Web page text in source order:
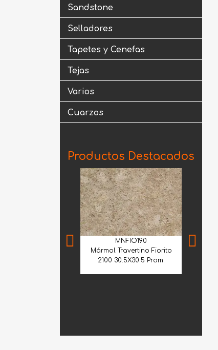
Sandstone
Selladores
Tapetes y Cenefas
Tejas
Varios
Cuarzos
Productos Destacados
MNFIO190
Mármol Travertino Fiorito
2100 30.5X30.5 Prom.